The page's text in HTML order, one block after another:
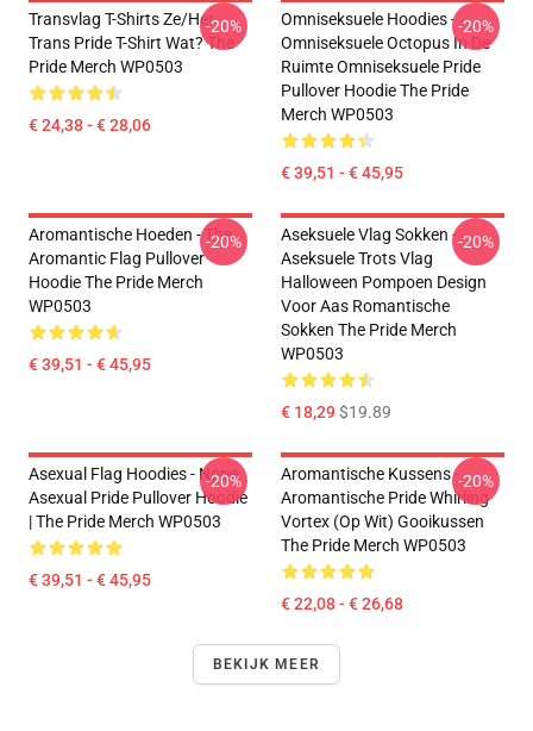
Transvlag T-Shirts Ze/Her
Trans Pride T-Shirt Wat? The
Pride Merch WP0503
€ 24,38 - € 28,06
-20%
Omniseksuele Hoodies -
Omniseksuele Octopus In De
Ruimte Omniseksuele Pride
Pullover Hoodie The Pride
Merch WP0503
€ 39,51 - € 45,95
-20%
Aromantische Hoeden - The
Aromantic Flag Pullover
Hoodie The Pride Merch
WP0503
€ 39,51 - € 45,95
-20%
Aseksuele Vlag Sokken -
Aseksuele Trots Vlag
Halloween Pompoen Design
Voor Aas Romantische
Sokken The Pride Merch
WP0503
€ 18,29$19.89
-20%
Asexual Flag Hoodies - Nope.
Asexual Pride Pullover Hoodie
| The Pride Merch WP0503
€ 39,51 - € 45,95
-20%
Aromantische Kussens -
Aromantische Pride Whirling
Vortex (op Wit) Gooikussen
The Pride Merch WP0503
€ 22,08 - € 26,68
-20%
BEKIJK MEER